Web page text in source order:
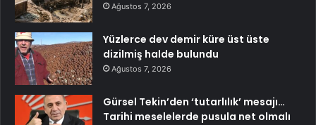
Ağustos 7, 2026
Yüzlerce dev demir küre üst üste
dizilmiş halde bulundu
Ağustos 7, 2026
Gürsel Tekin’den ‘tutarlılık’ mesajı…
Tarihi meselelerde pusula net olmalı